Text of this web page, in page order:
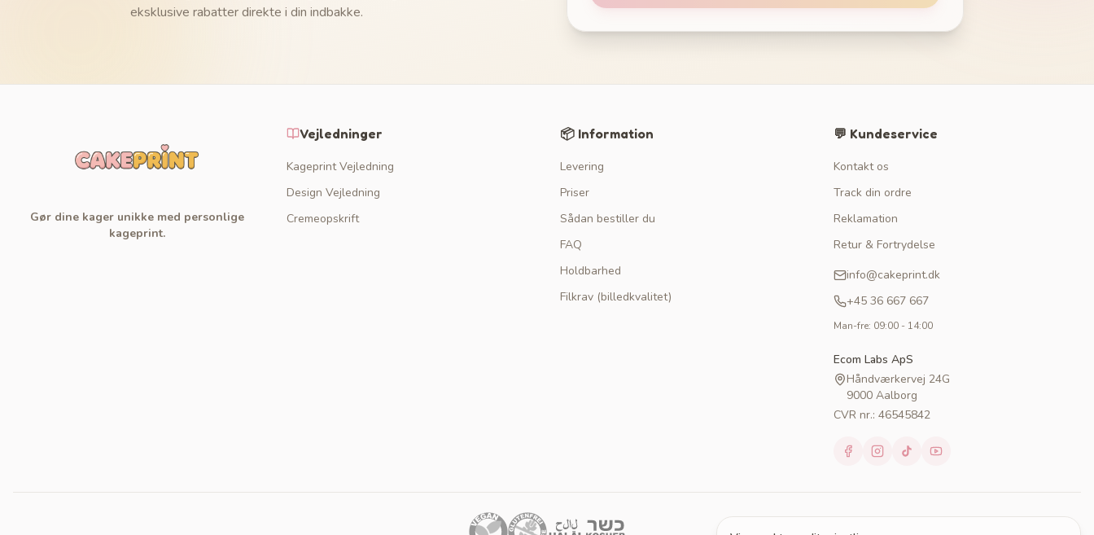
eksklusive rabatter direkte i din indbakke.
Gør dine kager unikke med personlige
kageprint.
Vejledninger
Kageprint Vejledning
Design Vejledning
Cremeopskrift
📦 Information
Levering
Priser
Sådan bestiller du
FAQ
Holdbarhed
Filkrav (billedkvalitet)
💬 Kundeservice
Kontakt os
Track din ordre
Reklamation
Retur & Fortrydelse
info@cakeprint.dk
+45 36 667 667
Man-fre: 09:00 - 14:00
Ecom Labs ApS
Håndværkervej 24G
9000 Aalborg
CVR nr.: 46545842